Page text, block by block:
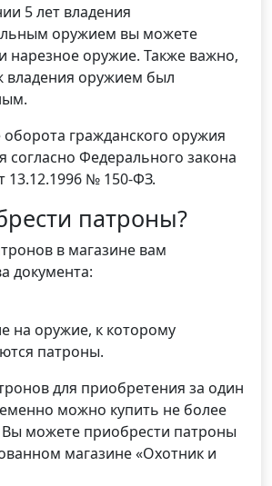
5 лет владения
оружием вы можете
нарезное оружие. Также важно,
владения оружием был
оборота гражданского оружия
согласно Федерального закона
13.12.1996 № 150-ФЗ.
патроны?
в магазине вам
документа:
на оружие, к которому
патроны.
для приобретения за один
можно купить не более
можете приобрести патроны
магазине «Охотник и